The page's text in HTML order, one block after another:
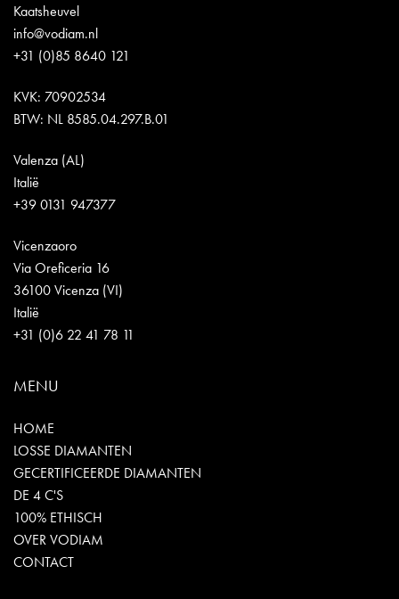
Kaatsheuvel
info@vodiam.nl
+31 (0)85 8640 121
KVK: 70902534
BTW: NL 8585.04.297.B.01
Valenza (AL)
Italië
+39 0131 947377
Vicenzaoro
Via Oreficeria 16
36100 Vicenza (VI)
Italië
+31 (0)6 22 41 78 11
MENU
HOME
LOSSE DIAMANTEN
GECERTIFICEERDE DIAMANTEN
DE 4 C'S
100% ETHISCH
OVER VODIAM
CONTACT